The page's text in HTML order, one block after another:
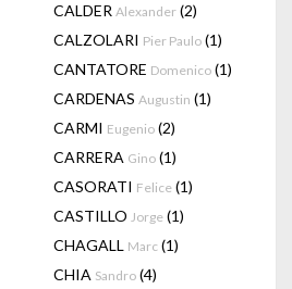
CALDER Alexander (2)
CALZOLARI Pier Paulo (1)
CANTATORE Domenico (1)
CARDENAS Augustin (1)
CARMI Eugenio (2)
CARRERA Gino (1)
CASORATI Felice (1)
CASTILLO Jorge (1)
CHAGALL Marc (1)
CHIA Sandro (4)